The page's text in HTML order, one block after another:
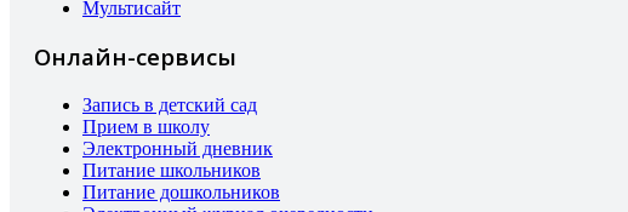
Мультисайт
Онлайн-сервисы
Запись в детский сад
Прием в школу
Электронный дневник
Питание школьников
Питание дошкольников